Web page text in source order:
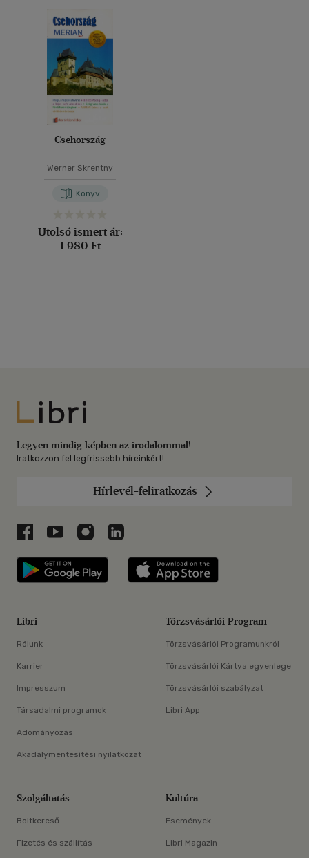
Csehország
Werner Skrentny
Könyv
Utolsó ismert ár:
1 980 Ft
Libri
Legyen mindig képben az irodalommal!
Iratkozzon fel legfrissebb híreinkért!
Hírlevél-feliratkozás
Libri a Facebookon
Libri a Youtube-on
Libri az Instagramon
Libri a LinkedInen
Libri applikáció Szerezd meg: Google
Libri
Rólunk
Karrier
Impresszum
Társadalmi programok
Adományozás
Akadálymentesítési nyilatkozat
Törzsvásárlói Program
Törzsvásárlói Programunkról
Törzsvásárlói Kártya egyenlege
Törzsvásárlói szabályzat
Libri App
Szolgáltatás
Boltkereső
Fizetés és szállítás
Kultúra
Események
Libri Magazin